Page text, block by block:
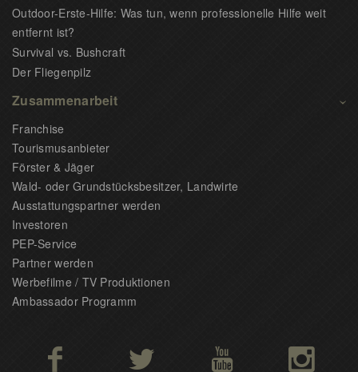
Outdoor-Erste-Hilfe: Was tun, wenn professionelle Hilfe weit
entfernt ist?
Survival vs. Bushcraft
Der Fliegenpilz
Zusammenarbeit
Franchise
Tourismusanbieter
Förster & Jäger
Wald- oder Grundstücksbesitzer, Landwirte
Ausstattungspartner werden
Investoren
PEP-Service
Partner werden
Werbefilme / TV Produktionen
Ambassador Programm